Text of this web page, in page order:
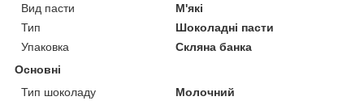
Вид пасти
М'які
Тип
Шоколадні пасти
Упаковка
Скляна банка
Основні
Тип шоколаду
Молочний